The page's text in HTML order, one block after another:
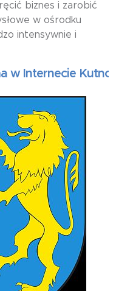
biznes i zarobić
w ośrodku
intensywnie i
Kutno